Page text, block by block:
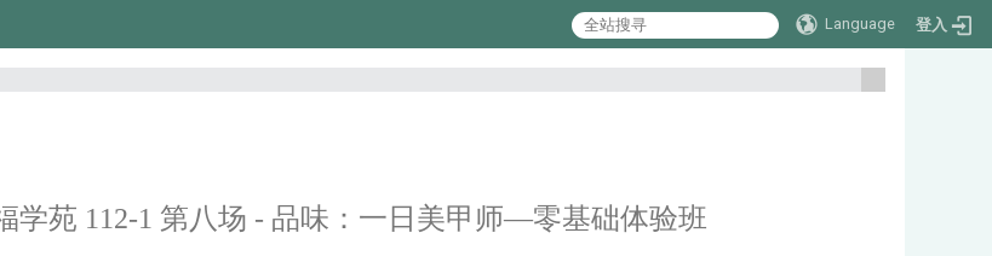
Language 登入
:::
学苑 112-1 第八场 - 品味：一日美甲师—零基础体验班